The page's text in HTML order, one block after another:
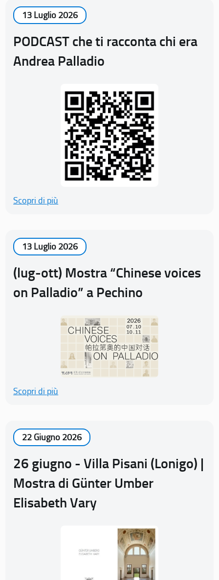
13 Luglio 2026
PODCAST che ti racconta chi era
Andrea Palladio
Scopri di più
13 Luglio 2026
(lug-ott) Mostra “Chinese voices
on Palladio” a Pechino
Scopri di più
22 Giugno 2026
26 giugno - Villa Pisani (Lonigo) |
Mostra di Günter Umber
Elisabeth Vary